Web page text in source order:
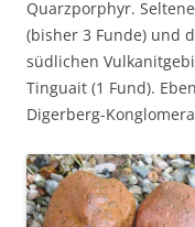
Quarzporphyr.
(bisher 3 Funde) und
südlichen
Tinguait (1 Fund).
Digerberg-